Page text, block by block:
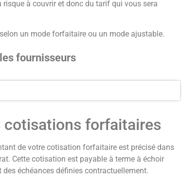
à couvrir et donc du tarif qui vous sera
un mode forfaitaire ou un mode ajustable.
fournisseurs
cotisations forfaitaires
de votre cotisation forfaitaire est précisé dans
Cette cotisation est payable à terme à échoir
des échéances définies contractuellement.